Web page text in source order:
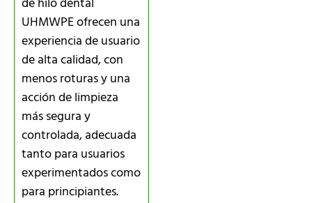
UHMWPE ofrecen una
experiencia de usuario
de alta calidad, con
menos roturas y una
acción de limpieza
más segura y
controlada, adecuada
tanto para usuarios
experimentados como
para principiantes.